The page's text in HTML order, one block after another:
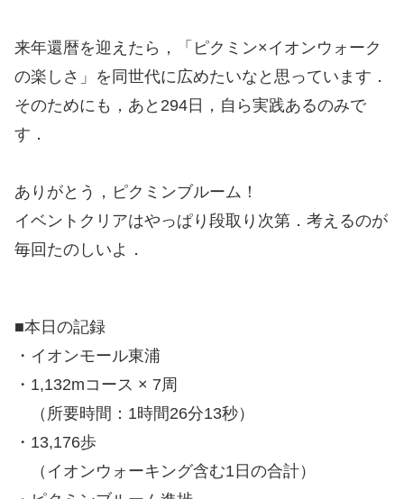
来年還暦を迎えたら，「ピクミン×イオンウォーク
の楽しさ」を同世代に広めたいなと思っています．
そのためにも，あと294日，自ら実践あるのみで
す．
ありがとう，ピクミンブルーム！
イベントクリアはやっぱり段取り次第．考えるのが
毎回たのしいよ．
■本日の記録
・イオンモール東浦
・1,132mコース × 7周
（所要時間：1時間26分13秒）
・13,176歩
（イオンウォーキング含む1日の合計）